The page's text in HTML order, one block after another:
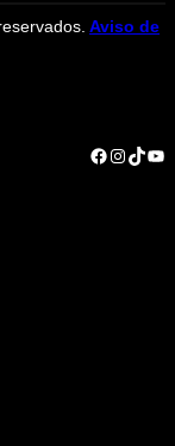
Aviso de
Facebook Instagram TikTok YouTube